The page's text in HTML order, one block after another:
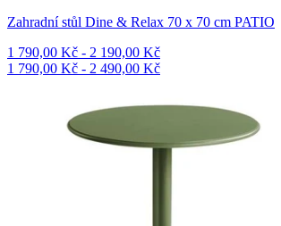
Zahradní stůl Dine & Relax 70 x 70 cm PATIO
1 790,00 Kč - 2 190,00 Kč
1 790,00 Kč - 2 490,00 Kč